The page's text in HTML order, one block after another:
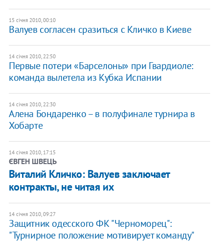
15 січня 2010, 00:10
Валуев согласен сразиться с Кличко в Киеве
14 січня 2010, 22:50
Первые потери «Барселоны» при Гвардиоле:
команда вылетела из Кубка Испании
14 січня 2010, 22:30
Алена Бондаренко – в полуфинале турнира в
Хобарте
14 січня 2010, 17:15
ЄВГЕН ШВЕЦЬ
Виталий Кличко: Валуев заключает
контракты, не читая их
14 січня 2010, 09:27
Защитник одесского ФК "Черноморец":
"Турнирное положение мотивирует команду"